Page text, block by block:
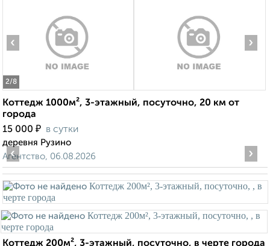
2/8
‹ ›
Коттедж 1000м², 3-этажный, посуточно, 20 км от
города
15 000 ₽ в сутки
деревня Рузино
Агентство, 06.08.2026
‹ ›
Коттедж 200м², 3-этажный, посуточно, в черте города